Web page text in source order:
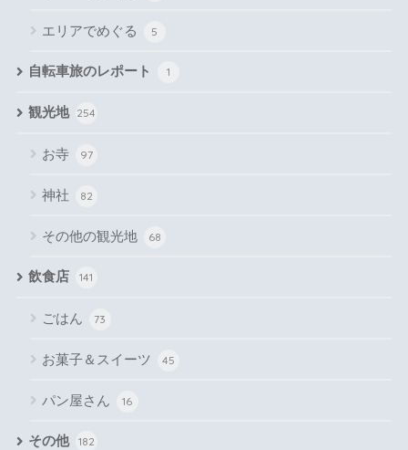
エリアでめぐる 5
自転車旅のレポート 1
観光地 254
お寺 97
神社 82
その他の観光地 68
飲食店 141
ごはん 73
お菓子＆スイーツ 45
パン屋さん 16
その他 182